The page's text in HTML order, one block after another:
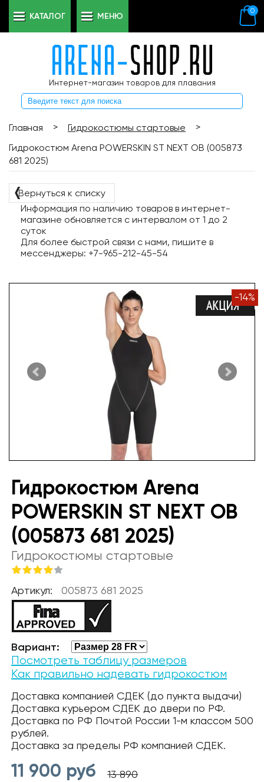
Интернет-магазин товаров для плавания
0
КАТАЛОГ МЕНЮ
Главная > Гидрокостюмы стартовые
>
Гидрокостюм Arena POWERSKIN ST NEXT OB (005873
681 2025)
❬Вернуться к списку
Информация по наличию товаров в интернет-
магазине обновляется с интервалом от 1 до 2
суток
Для более быстрой связи с нами, пишите в
мессенджеры: +7-965-212-45-54
-14%
Гидрокостюм Arena
POWERSKIN ST NEXT OB
(005873 681 2025)
Гидрокостюмы стартовые
Артикул: 005873 681 2025
Вариант:
Посмотреть таблицу размеров
Как правильно надевать гидрокостюм
Доставка компанией СДЕК (до пункта выдачи)
Доставка курьером СДЕК до двери по РФ.
Доставка по РФ Почтой России 1-м классом 500
рублей.
Доставка за пределы РФ компанией СДЕК.
11 900 руб 13 890